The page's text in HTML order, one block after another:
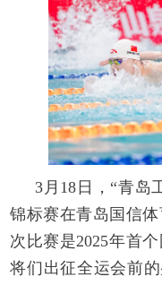
3月18日，“青岛
锦标赛在青岛国信
次比赛是2025年首
将们出征全运会前